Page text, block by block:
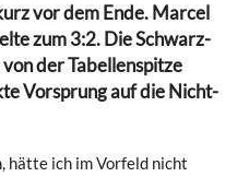
vor dem Ende. Marcel
zum 3:2. Die Schwarz-
der Tabellenspitze
Vorsprung auf die Nicht-
hätte ich im Vorfeld nicht